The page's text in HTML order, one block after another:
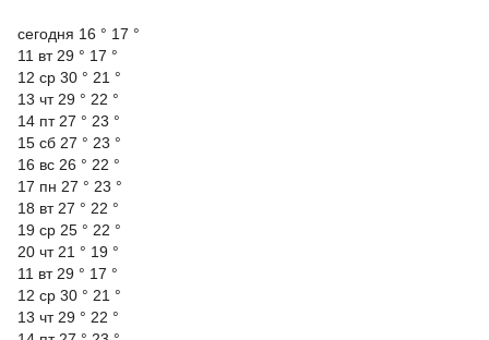
cегодня 16 ° 17 °
11 вт 29 ° 17 °
12 ср 30 ° 21 °
13 чт 29 ° 22 °
14 пт 27 ° 23 °
15 сб 27 ° 23 °
16 вс 26 ° 22 °
17 пн 27 ° 23 °
18 вт 27 ° 22 °
19 ср 25 ° 22 °
20 чт 21 ° 19 °
11 вт 29 ° 17 °
12 ср 30 ° 21 °
13 чт 29 ° 22 °